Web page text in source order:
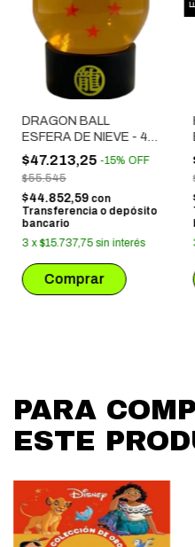
DRAGON BALL
ESFERA DE NIEVE - 4
ESTRELLAS
$47.213,25 -15% OFF
$55.545
$44.852,59 con
Transferencia o depósito
bancario
3 x$15.737,75 sin interés
PARA
ESTE